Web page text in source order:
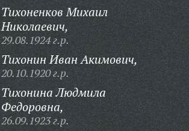
Тихоненков Михаил
Николаевич,
29.08.1924 г.р.
Тихонин Иван Акимович,
20.10.1920 г.р.
Тихонина Людмила
Федоровна,
26.09.1923 г.р.